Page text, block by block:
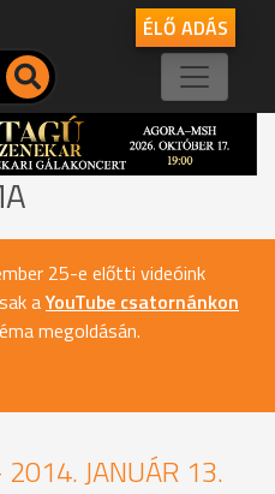
ÉLŐ ADÁS
25-e előtti videóink
aYouTube csatornánkon
megoldásán.
JANUÁR 13.